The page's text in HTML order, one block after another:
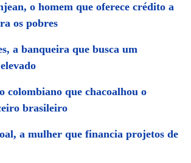
o homem que oferece crédito a
os pobres
a banqueira que busca um
colombiano que chacoalhou o
brasileiro
a mulher que financia projetos de